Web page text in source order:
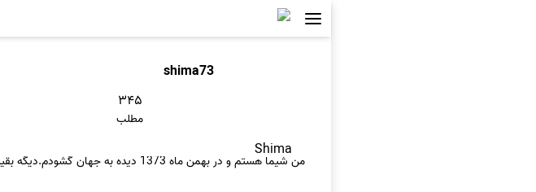
shima73
۳۴۵
مطلب
Shima
من شيما هستم و در بهمن ماه 1373 ديده به جهان گشودم.ديگه بقيه هم به خودم مربوطه;-)